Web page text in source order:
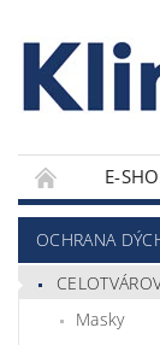
E-
KONTAKTY
OCHRANA
Masky